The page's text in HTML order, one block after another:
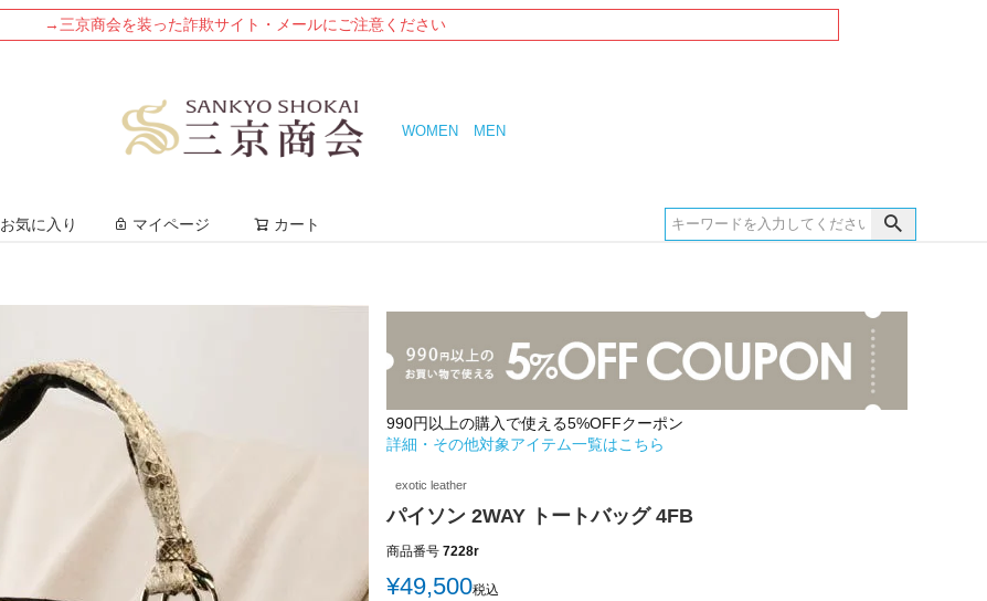
→三京商会を装った詐欺サイト・メールにご注意ください
WOMEN MEN
お気に入り マイページ カート
990円以上の購入で使える5%OFFクーポン
詳細・その他対象アイテム一覧はこちら
exotic leather
パイソン 2WAY トートバッグ 4FB
商品番号 7228r
¥49,500税込